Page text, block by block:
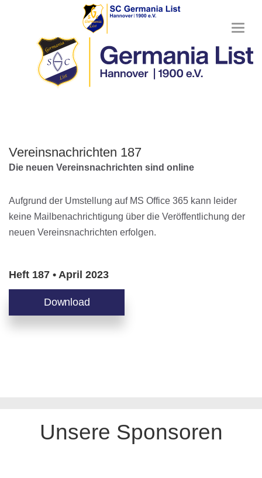
T
g
g
Vereinsnachrichten 187
Die neuen Vereinsnachrichten sind online
Aufgrund der Umstellung auf MS Office 365 kann leider
keine Mailbenachrichtigung über die Veröffentlichung der
neuen Vereinsnachrichten erfolgen.
Heft 187 • April 2023
Download
Unsere Sponsoren